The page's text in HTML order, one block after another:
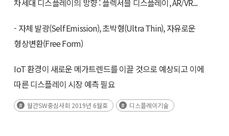
차세대 디스플레이의 방향 : 플렉서블 디스플레이, AR/VR...
- 자체 발광(Self Emission), 초박형(Ultra Thin), 자유로운
형상변환(Free Form)
IoT 환경이 새로운 메가트렌드를 이끌 것으로 예상되고 이에
따른 디스플레이 시장 예측 필요
월간SW중심사회 2019년 6월호 디스플레이기술